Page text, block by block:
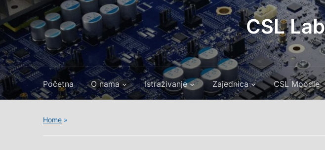
CSL
Početna O nama Istraživanje Zajednica CSL Moodle
Home »